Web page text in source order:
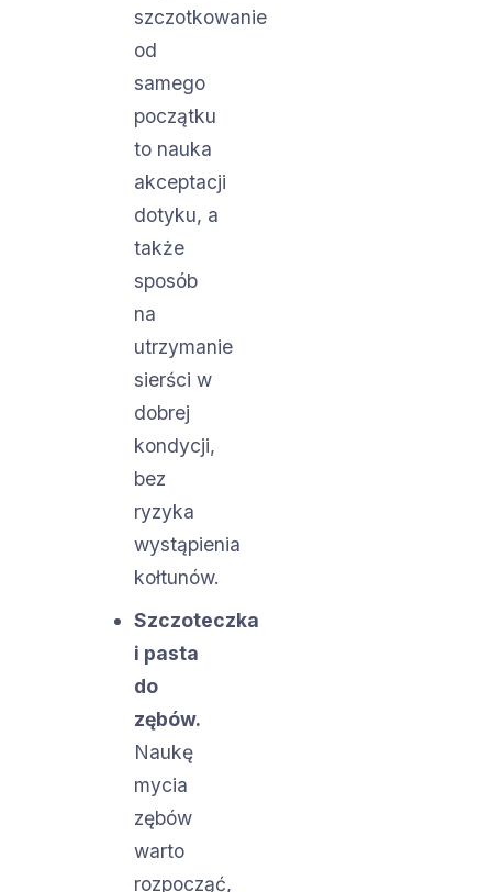
szczotkowanie
od
samego
początku
to nauka
akceptacji
dotyku, a
także
sposób
na
utrzymanie
sierści w
dobrej
kondycji,
bez
ryzyka
wystąpienia
kołtunów.
Szczoteczka
i pasta
do
zębów.
Naukę
mycia
zębów
warto
rozpocząć,